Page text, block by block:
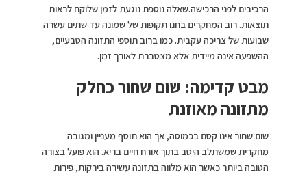
הרכיבים לפני הרכישה.שאלה נוספת נוגעת לזמן שלוקח לראות
תוצאות. רוב המחקרים בחנו תקופות של שמונה עד שתים עשרה
שבועות של צריכה עקבית. כמו ברוב תוספי התזונה הטבעיים,
ההשפעה אינה מיידית אלא מצטברת לאורך זמן.
מבט קדימה: שום שחור כחלק
מתזונה מאוזנת
שום שחור אינו קסם בכמוסה, אך הוא תוסף מעניין ומגובה
מחקרית שמשתלב היטב בתוך אורח חיים בריא. הוא פועל בצורה
הטובה ביותר כאשר הוא מלווה בתזונה עשירה בירקות, פירות